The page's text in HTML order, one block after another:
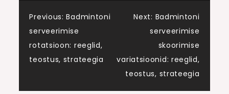
Post
navigation
Previous: Badmintoni
serveerimise
rotatsioon: reeglid,
teostus, strateegia
Next: Badmintoni
serveerimise
skoorimise
variatsioonid: reeglid,
teostus, strateegia